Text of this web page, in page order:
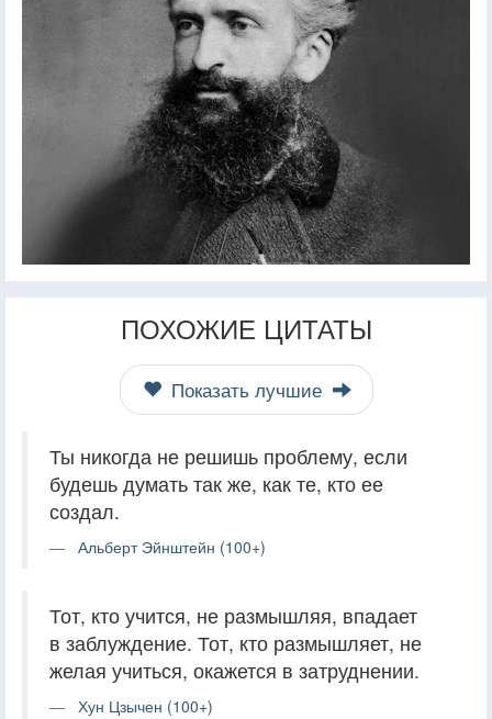
ПОХОЖИЕ ЦИТАТЫ
Показать лучшие
Ты никогда не решишь проблему, если
будешь думать так же, как те, кто ее
создал.
Альберт Эйнштейн (100+)
Тот, кто учится, не размышляя, впадает
в заблуждение. Тот, кто размышляет, не
желая учиться, окажется в затруднении.
Хун Цзычен (100+)